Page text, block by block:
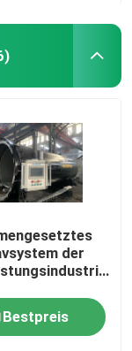
der
Bestpreis